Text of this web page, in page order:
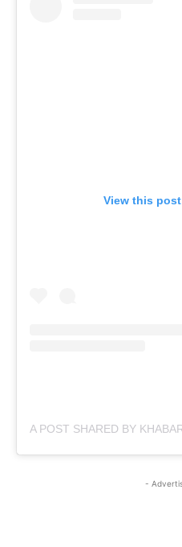
View this
-